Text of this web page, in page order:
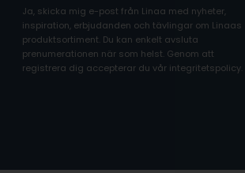
Ja, skicka mig e-post från Linaa med nyheter,
inspiration, erbjudanden och tävlingar om Linaas
produktsortiment. Du kan enkelt avsluta
prenumerationen när som helst. Genom att
registrera dig accepterar du vår integritetspolicy.